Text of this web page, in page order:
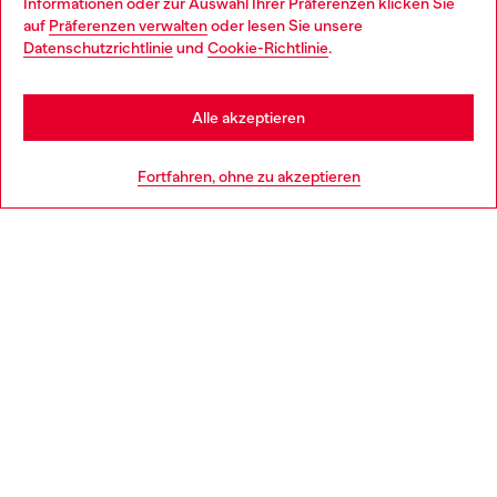
auf Präferenzen verwaltenoder lesen Sie unsere
Datenschutzrichtlinieund Cookie-Richtlinie.
Fortfahren, ohne zu akzeptieren
Alle akzeptieren
Mehr erfahren
You are currently browsing Deutschland website, but it seems
you may be based in United States